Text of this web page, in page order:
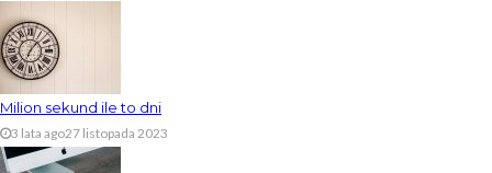
Milion sekund ile to dni
3 lata ago27 listopada 2023